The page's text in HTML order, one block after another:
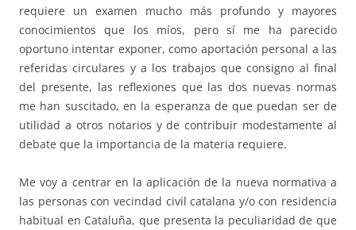
requiere un examen mucho más profundo y mayores
conocimientos que los míos, pero sí me ha parecido
oportuno intentar exponer, como aportación personal a las
referidas circulares y a los trabajos que consigno al final
del presente, las reflexiones que las dos nuevas normas
me han suscitado, en la esperanza de que puedan ser de
utilidad a otros notarios y de contribuir modestamente al
debate que la importancia de la materia requiere.
Me voy a centrar en la aplicación de la nueva normativa a
las personas con vecindad civil catalana y/o con residencia
habitual en Cataluña, que presenta la peculiaridad de que